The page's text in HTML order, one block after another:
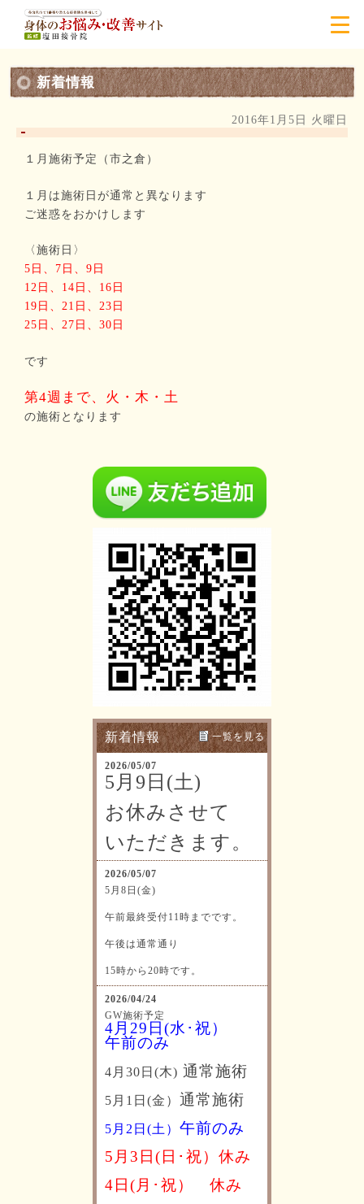
新着情報
2016年1月5日 火曜日
１月施術予定（市之倉）
１月は施術日が通常と異なります
ご迷惑をおかけします
〈施術日〉
5日、7日、9日
12日、14日、16日
19日、21日、23日
25日、27日、30日
です
第4週まで、火・木・土
の施術となります
新着情報 一覧を見る
2026/05/07
5月9日(土)
お休みさせて
いただきます。
2026/05/07
5月8日(金)
午前最終受付11時までです。
午後は通常通り
15時から20時です。
2026/04/24
GW施術予定
4月29日(水･祝）
午前のみ
4月30日(木) 通常施術
5月1日(金） 通常施術
5月2日(土） 午前のみ
5月3日(日･祝）休み
4日(月･祝） 休み